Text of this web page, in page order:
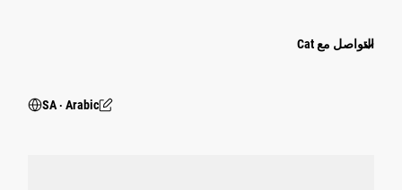
التواصل مع Cat
SA ‧ Arabic